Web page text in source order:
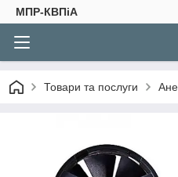
МПР-КВПіА
Товари та послуги